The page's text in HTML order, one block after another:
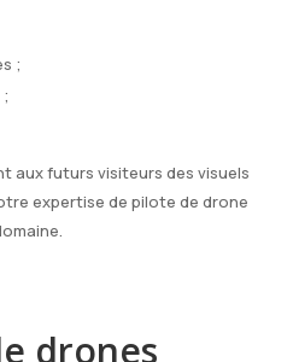
;
aux futurs visiteurs des visuels
expertise de pilote de drone
drones